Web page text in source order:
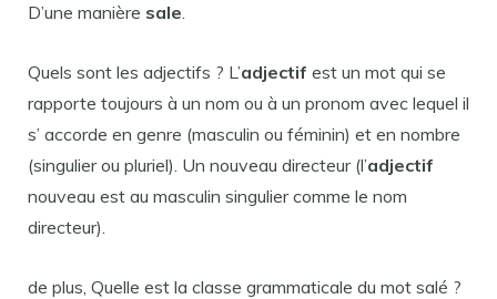
D’une manière sale.
Quels sont les adjectifs ? L’adjectif est un mot qui se
rapporte toujours à un nom ou à un pronom avec lequel il
s’ accorde en genre (masculin ou féminin) et en nombre
(singulier ou pluriel). Un nouveau directeur (l’adjectif
nouveau est au masculin singulier comme le nom
directeur).
de plus, Quelle est la classe grammaticale du mot salé ?